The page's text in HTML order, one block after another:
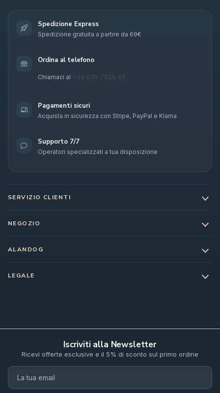
Spedizione Express
Spedizione gratuita a partire da 69€
Ordina al telefono
Chiamaci al +39 039 7929 65
Pagamenti sicuri
Acquista in sicurezza con Stripe, PayPal e Klarna
Supporto 7/7
Operatori specializzati a tua disposizione
SERVIZIO CLIENTI
NEGOZIO
ALANDOG
LEGALE
Iscriviti alla Newsletter
Ricevi offerte esclusive e il 5% di sconto sul primo ordine